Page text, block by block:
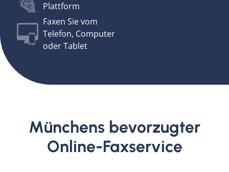
Plattform
Faxen Sie vom
Telefon, Computer
oder Tablet
Münchens bevorzugter
Online-Faxservice